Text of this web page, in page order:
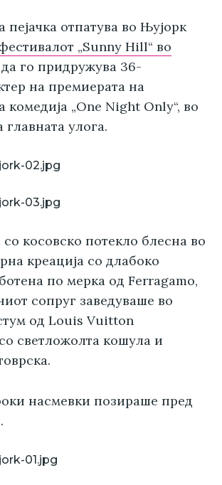
отпатува во Њујорк
„Sunny Hill“ во
да го придружува 36-
на премиерата на
комедија „One Night Only“, во
главната улога.
косовско потекло блесна во
креација со длабоко
по мерка од Ferragamo,
сопруг заведуваше во
од Louis Vuitton
светложолта кошула и
насмевки позираше пред